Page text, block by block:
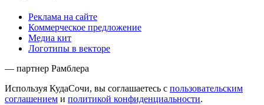
Реклама на сайте
Коммерческое предложение
Медиа кит
Логотипы в векторе
— партнер Рамблера
Используя КудаСочи, вы соглашаетесь с пользовательским
соглашением и политикой конфиденциальности.